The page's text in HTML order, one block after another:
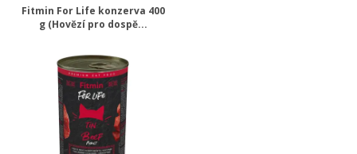
Fitmin For Life konzerva 400
g (Hovězí pro dospě...